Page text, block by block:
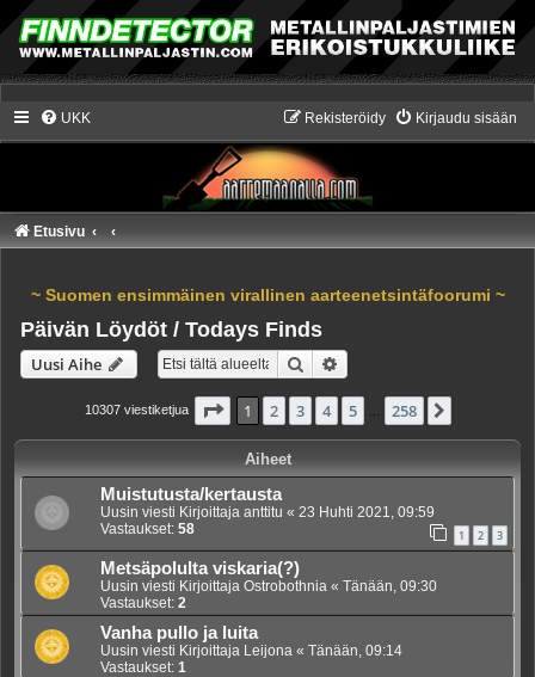
UKK Kirjaudu sisään
Rekisteröidy
Etusivu
~ Suomen ensimmäinen virallinen aarteenetsintäfoorumi ~
Päivän Löydöt / Todays Finds
Uusi Aihe Etsi
10307 viestiketjua Sivu /258
1 2 3 4 5 258
Aiheet
Muistutusta/kertausta
Uusin viesti Kirjoittaja anttitu « 23 Huhti 2021, 09:59
Vastaukset: 58 1 2 3
Metsäpolulta viskaria(?)
Uusin viesti Kirjoittaja Ostrobothnia « Tänään, 09:30
Vastaukset: 2
Vanha pullo ja luita
Uusin viesti Kirjoittaja Leijona « Tänään, 09:14
Vastaukset: 1